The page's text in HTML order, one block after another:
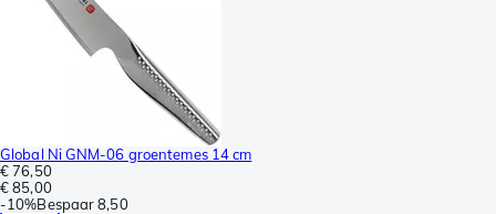
Global Ni GNM-06 groentemes 14 cm
€ 76,50
€ 85,00
-10%Bespaar 8,50